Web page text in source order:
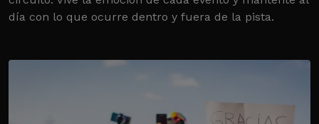
día con lo que ocurre dentro y fuera de la pista.